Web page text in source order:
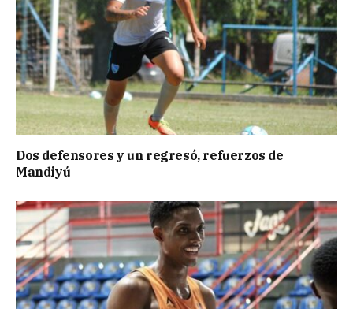
Dos defensores y un regresó, refuerzos de
Mandiyú